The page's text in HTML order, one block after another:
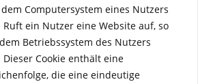
Computersystem eines Nutzers
ein Nutzer eine Website auf, so
Betriebssystem des Nutzers
Cookie enthält eine
die eine eindeutige